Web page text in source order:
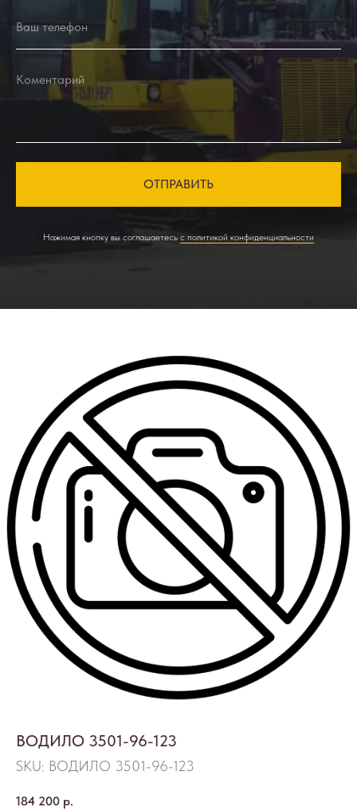
ОТПРАВИТЬ
Нажимая кнопку вы соглашаетесь с политикой конфиденциальности
ВОДИЛО 3501-96-123
SKU: ВОДИЛО 3501-96-123
184 200 р.